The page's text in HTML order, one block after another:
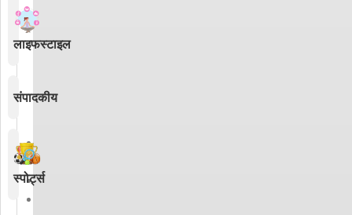
लाइफस्टाइल
संपादकीय
स्पोर्ट्स
News
Career